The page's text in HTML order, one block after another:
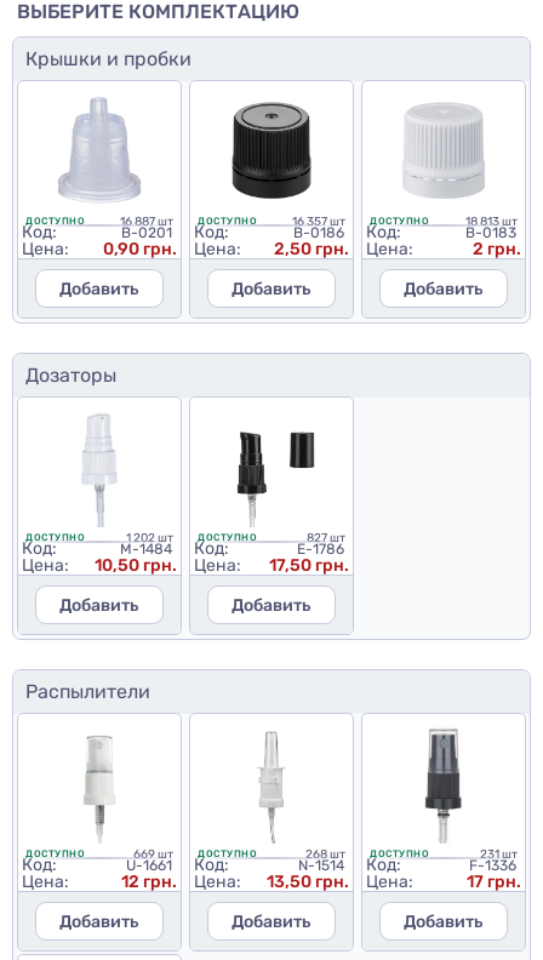
ВЫБЕРИТЕ КОМПЛЕКТАЦИЮ
Крышки и пробки
ДОСТУПНО 16 887 шт
Код: B-0201
Цена:
0,90 грн.
Добавить
ДОСТУПНО 16 357 шт
Код: B-0186
Цена:
2,50 грн.
Добавить
ДОСТУПНО 18 813 шт
Код: B-0183
Цена:
2 грн.
Добавить
Дозаторы
ДОСТУПНО 1 202 шт
Код: M-1484
Цена:
10,50 грн.
Добавить
ДОСТУПНО 827 шт
Код: E-1786
Цена:
17,50 грн.
Добавить
Распылители
ДОСТУПНО 669 шт
Код: U-1661
Цена:
12 грн.
Добавить
ДОСТУПНО 268 шт
Код: N-1514
Цена:
13,50 грн.
Добавить
ДОСТУПНО 231 шт
Код: F-1336
Цена:
17 грн.
Добавить